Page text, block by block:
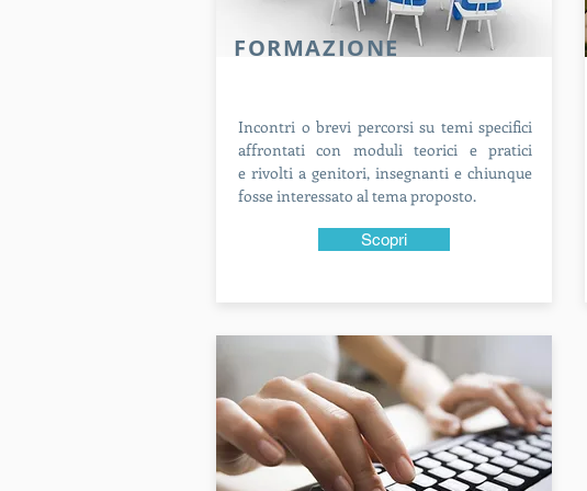
FORMAZIONE
Incontri o brevi percorsi su temi specifici
affrontati con moduli teorici e pratici
e rivolti a genitori, insegnanti e chiunque
fosse interessato al temaproposto.
Scopri